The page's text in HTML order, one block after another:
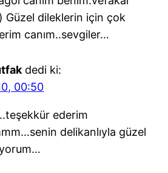
Güzel dileklerin için çok
canım..sevgiler…
dedi ki:
00:50
ederim
delikanlıyla güzel